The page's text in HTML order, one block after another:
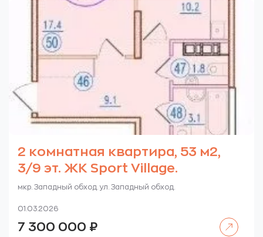
2 комнатная квартира, 53 м2,
3/9 эт. ЖК Sport Village.
мкр. Западный обход. ул. Западный обход.
01.03.2026
7 300 000 ₽